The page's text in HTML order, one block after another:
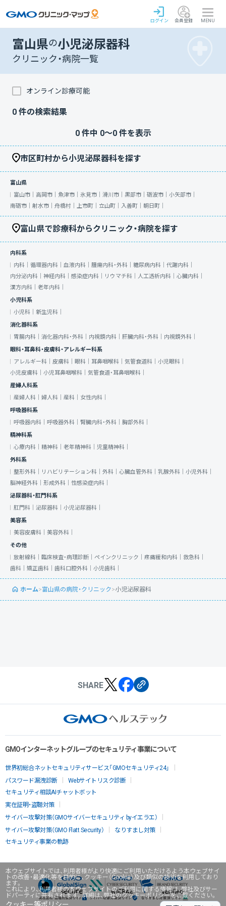
本ウェブサイトでは、利用者様がより快適にご利用いただけるよう本ウェブサイ
トの改善・最適化等を目的に、クッキー（Cookie）及び類似の技術を利用しており
ます。
これにより、利用者様の本ウェブサイトのご利用に関する情報は、弊社及びサー
ドパーティに共有されます。詳細は、弊社のクッキーポリシーをご覧ください。
ログイン 会員登録 MENU
富山県の小児泌尿器科
クリニック・病院一覧
オンライン診療可能
0 件の検索結果
0件中 0〜0件を表示
市区町村から小児泌尿器科を探す
富山県
富山市｜ 高岡市｜ 魚津市｜ 氷見市｜ 滑川市｜ 黒部市｜ 砺波市｜ 小矢部市｜
南砺市｜ 射水市｜ 舟橋村｜ 上市町｜ 立山町｜ 入善町｜ 朝日町｜
富山県で診療科からクリニック・病院を探す
内科系
内科｜ 循環器内科｜ 血液内科｜ 腫瘍内科・外科｜ 糖尿病内科｜ 代謝内科｜
内分泌内科｜ 神経内科｜ 感染症内科｜ リウマチ科｜ 人工透析内科｜ 心臓内科｜
漢方内科｜ 老年内科｜
小児科系
小児科｜ 新生児科｜
消化器科系
胃腸内科｜ 消化器内科・外科｜ 内視鏡内科｜ 肝臓内科・外科｜ 内視鏡外科｜
眼科・耳鼻科・皮膚科・アレルギー科系
アレルギー科｜ 皮膚科｜ 眼科｜ 耳鼻咽喉科｜ 気管食道科｜ 小児眼科｜
小児皮膚科｜ 小児耳鼻咽喉科｜ 気管食道・耳鼻咽喉科｜
産婦人科系
産婦人科｜ 婦人科｜ 産科｜ 女性内科｜
呼吸器科系
呼吸器内科｜ 呼吸器外科｜ 腎臓内科・外科｜ 胸部外科｜
精神科系
心療内科｜ 精神科｜ 老年精神科｜ 児童精神科｜
外科系
整形外科｜
リハビリテーション科｜ 外科｜ 心臓血管外科｜ 乳腺外科｜ 小児外科｜
脳神経外科｜ 形成外科｜ 性感染症内科｜
泌尿器科・肛門科系
肛門科｜ 泌尿器科｜ 小児泌尿器科｜
美容系
美容皮膚科｜ 美容外科｜
その他
放射線科｜ 臨床検査・病理診断｜ ペインクリニック｜ 疼痛緩和内科｜ 救急科｜
歯科｜ 矯正歯科｜ 歯科口腔外科｜ 小児歯科｜
ホーム>富山県の病院・クリニック>小児泌尿器科
SHARE
GMOインターネットグループのセキュリティ事業について
世界初総合ネットセキュリティサービス「GMOセキュリティ24」
パスワード漏洩診断
Webサイトリスク診断
セキュリティ相談AIチャットボット
実在証明・盗聴対策
サイバー攻撃対策（GMOサイバーセキュリティ byイエラエ）
サイバー攻撃対策（GMO Flatt Security）
なりすまし対策
セキュリティ事業の軌跡